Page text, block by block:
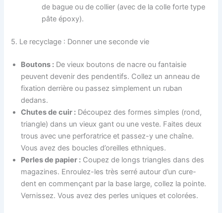
de bague ou de collier (avec de la colle forte type
pâte époxy).
5. Le recyclage : Donner une seconde vie
Boutons : De vieux boutons de nacre ou fantaisie
peuvent devenir des pendentifs. Collez un anneau de
fixation derrière ou passez simplement un ruban
dedans.
Chutes de cuir : Découpez des formes simples (rond,
triangle) dans un vieux gant ou une veste. Faites deux
trous avec une perforatrice et passez-y une chaîne.
Vous avez des boucles d’oreilles ethniques.
Perles de papier : Coupez de longs triangles dans des
magazines. Enroulez-les très serré autour d’un cure-
dent en commençant par la base large, collez la pointe.
Vernissez. Vous avez des perles uniques et colorées.